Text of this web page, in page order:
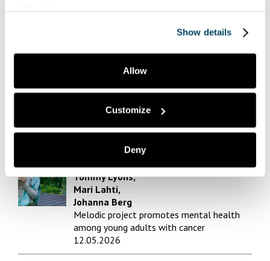
Show details
Allow
Customize
Deny
Taide | Art
Tekniikka | Engineering
Suosituimmat | Most popular
Dilukshi Soysa,
Tommy Lyons,
Mari Lahti,
Johanna Berg
Melodic project promotes mental health
among young adults with cancer
12.05.2026